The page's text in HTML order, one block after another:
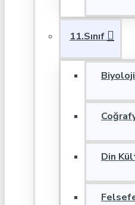
11.Sınıf
Biyoloji
Din